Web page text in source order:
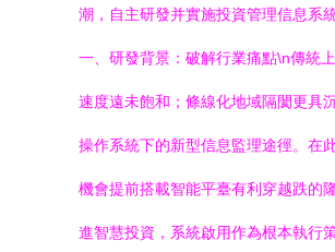
潮，自主研發并實施投資管理信息系
一、研發背景：破解行業痛點\n傳統
速度遠未飽和；條線化地域隔閡更具
操作系統下的新型信息監理途徑。在
機會提前搭載智能平臺有利穿越跌的
進智慧投資，系統啟用作為根本執行